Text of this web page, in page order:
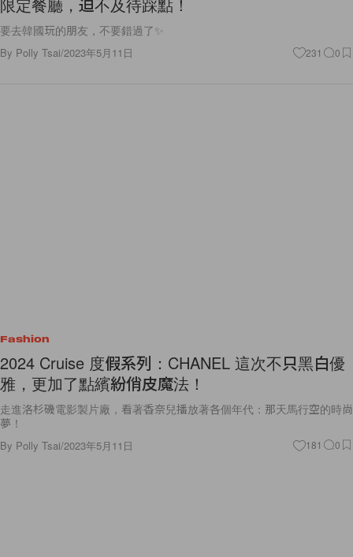
限定餐廳，迫不及待踩點！
要去韓國玩的朋友，不要錯過了✨
By Polly Tsai/2023年5月11日 231 0
Fashion
2024 Cruise 度假系列：CHANEL 這次不只黑白優
雅，更加了點繽紛俏皮魔法！
走進洛杉磯電影製片廠，看著香奈兒播放著各個年代：那天馬行空的時尚
夢！
By Polly Tsai/2023年5月11日 181 0